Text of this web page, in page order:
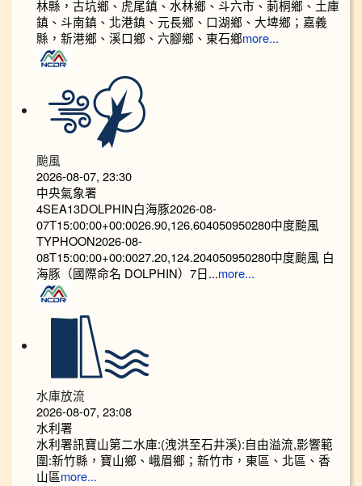
林縣，古坑鄉、虎尾鎮、水林鄉、斗六市、莿桐鄉、土庫
鎮、斗南鎮、北港鎮、元長鄉、口湖鄉、大埤鄉；嘉義
縣，新港鄉、溪口鄉、六腳鄉、東石鄉more...
颱風
2026-08-07, 23:30
中央氣象署
4SEA13DOLPHIN白海豚2026-08-
07T15:00:00+00:0026.90,126.604050950280中度颱風
TYPHOON2026-08-
08T15:00:00+00:0027.20,124.204050950280中度颱風 白
海豚（國際命名 DOLPHIN）7日...more...
水庫放流
2026-08-07, 23:08
水利署
水利署訊寶山第二水庫:(洩洪至石井溪):自由溢流,影響範
圍:新竹縣，寶山鄉、峨眉鄉；新竹市，東區、北區、香
山區more...